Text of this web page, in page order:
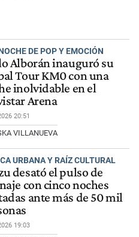
DE POP Y EMOCIÓN
Alborán inauguró su
Tour KM0 con una
inolvidable en el
Arena
20:51
VILLANUEVA
URBANA Y RAÍZ CULTURAL
desató el pulso de
con cinco noches
ante más de 50 mil
19:03